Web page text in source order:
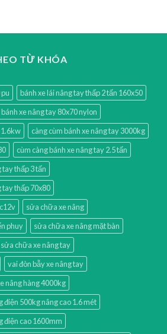
TỪ KHÓA
bánh xe lái nâng tay thấp 2 tấn 160x50
bánh xe nâng tay 80x70 nylon
càng cùm bánh xe nâng tay 3000kg
cùm càng bánh xe nâng tay 2.5 tấn
tay thấp 3 tấn
tay thấp 70x80
sửa chữa xe nâng
phuy
sửa chữa xe nâng mặt bàn
sửa chữa xe nâng tay
vai đòn bẫy xe nâng tay
nâng hàng 4000kg
điện 500kg nâng cao 1.6 mét
điện cao 1600mm